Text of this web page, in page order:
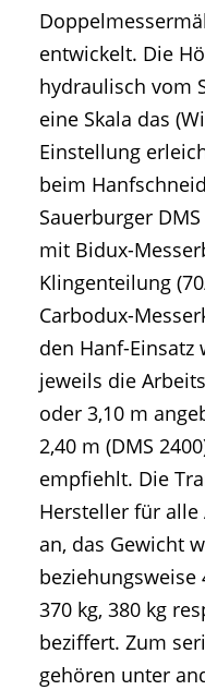
entwickelt. Die
hydraulisch vom
eine Skala das
Einstellung
beim
Sauerburger
mit Bidux-
Klingenteilung
Carbodux-
den Hanf-
jeweils die
oder 3,10 m
2,40 m (DMS
empfiehlt. Die
Hersteller für
an, das Gewicht
beziehungsweise
370 kg, 380 kg
beziffert. Zum
gehören unter